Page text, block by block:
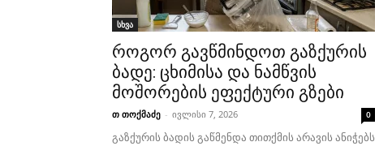
სხვა
როგორ გავწმინდოთ გაზქურის
ბადე: ცხიმისა და ნამწვის
მოშორების ეფექტური გზები
თ თოქმაძე - ივლისი 7, 2026 0
გაზქურის ბადის გაწმენდა თითქმის არავის ანიჭებს